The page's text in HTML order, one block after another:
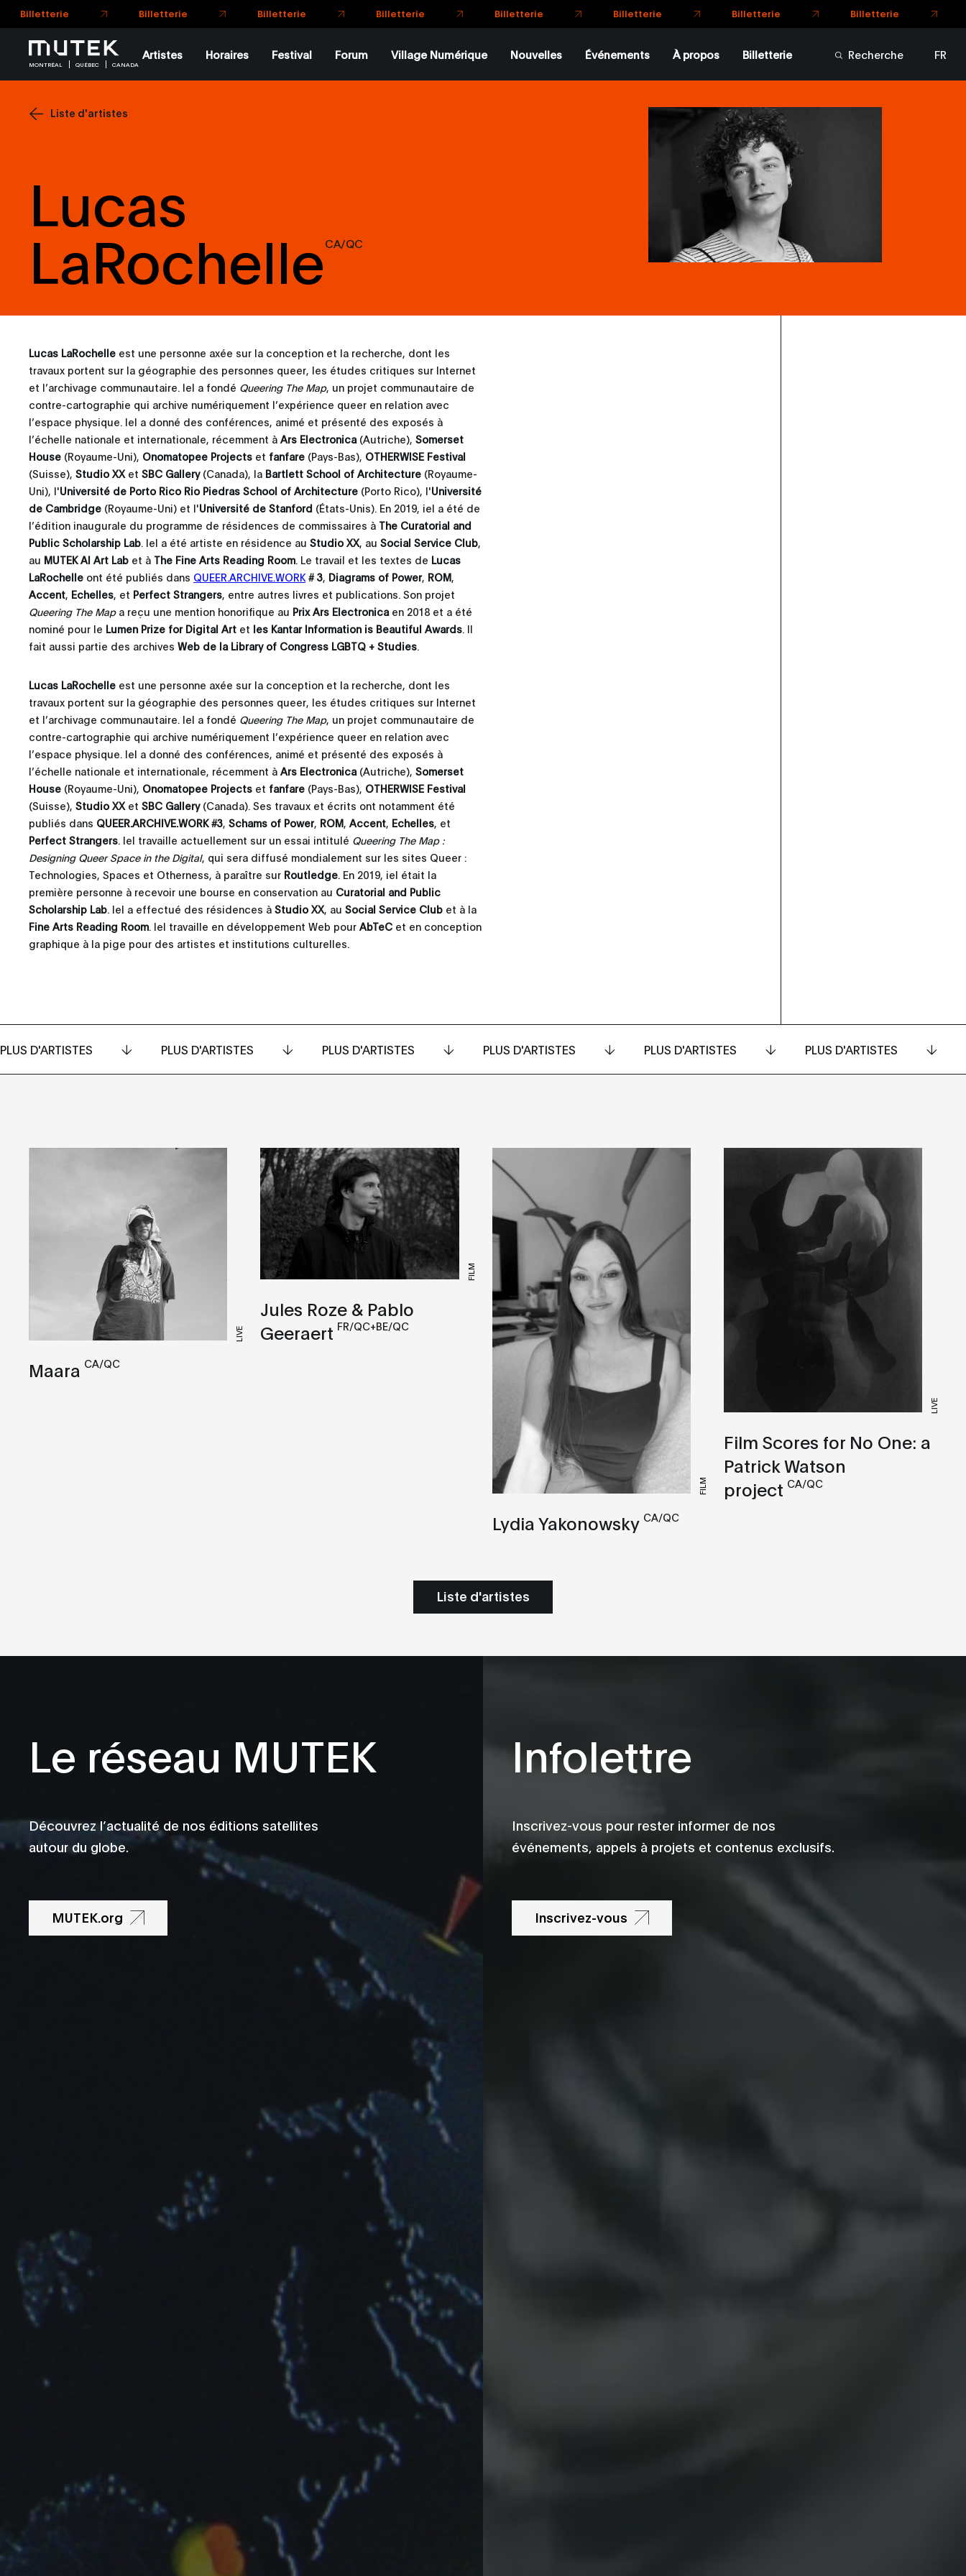
MONTRÉAL QUÉBEC CANADA
Artistes Horaires Festival Forum Village Numérique Nouvelles Événements À propos Billetterie Recherche
FR
Liste d'artistes
Lucas
LaRochelle CA/QC
Lucas LaRochelle est une personne axée sur la conception et la recherche, dont les
travaux portent sur la géographie des personnes queer, les études critiques sur Internet
et l’archivage communautaire. Iel a fondé Queering The Map, un projet communautaire de
contre-cartographie qui archive numériquement l’expérience queer en relation avec
l’espace physique. Iel a donné des conférences, animé et présenté des exposés à
l’échelle nationale et internationale, récemment à Ars Electronica(Autriche), Somerset
House (Royaume-Uni), Onomatopee Projects et fanfare (Pays-Bas), OTHERWISE Festival
(Suisse), Studio XX et SBC Gallery(Canada), la Bartlett School of Architecture (Royaume-
Uni), l'Université de Porto Rico Rio Piedras School of Architecture (Porto Rico), l'Université
de Cambridge (Royaume-Uni) et l'Université de Stanford (États-Unis). En 2019, iel a été de
l’édition inaugurale du programme de résidences de commissaires à The Curatorial and
Public Scholarship Lab. Iel a été artiste en résidence au Studio XX, au Social Service Club,
au MUTEK AI Art Lab et à The Fine Arts Reading Room. Le travail et les textes de Lucas
LaRochelle ont été publiés dans QUEER.ARCHIVE.WORK # 3, Diagrams of Power, ROM,
Accent, Echelles, et Perfect Strangers, entre autres livres et publications. Son projet
Queering The Mapa reçu une mention honorifique au Prix Ars Electronicaen 2018 et a été
nominé pour le Lumen Prize for Digital Art et les Kantar Information is Beautiful Awards. Il
fait aussi partie des archives Web de la Library of Congress LGBTQ + Studies.
Lucas LaRochelle est une personne axée sur la conception et la recherche, dont les
travaux portent sur la géographie des personnes queer, les études critiques sur Internet
et l’archivage communautaire. Iel a fondé Queering The Map, un projet communautaire de
contre-cartographie qui archive numériquement l’expérience queer en relation avec
l’espace physique. Iel a donné des conférences, animé et présenté des exposés à
l’échelle nationale et internationale, récemment à Ars Electronica(Autriche), Somerset
House (Royaume-Uni), Onomatopee Projects et fanfare (Pays-Bas), OTHERWISE Festival
(Suisse), Studio XX et SBC Gallery(Canada). Ses travaux et écrits ont notamment été
publiés dans QUEER.ARCHIVE.WORK #3, Schams of Power, ROM, Accent, Echelles, et
Perfect Strangers. Iel travaille actuellement sur un essai intitulé Queering The Map :
Designing Queer Space in the Digital, qui sera diffusé mondialement sur les sites Queer :
Technologies, Spaces et Otherness, à paraître sur Routledge. En 2019, iel était la
première personne à recevoir une bourse en conservation au Curatorial and Public
Scholarship Lab. Iel a effectué des résidences à Studio XX, au Social Service Club et à la
Fine Arts Reading Room. Iel travaille en développement Web pour AbTeC et en conception
graphique à la pige pour des artistes et institutions culturelles.
PLUS D'ARTISTES PLUS D'ARTISTES PLUS D'ARTISTES PLUS D'ARTISTES PLUS D'ARTISTES PLUS D'ARTISTES
LIVE
Maara CA/QC
FILM
Jules Roze & Pablo
Geeraert FR/QC+BE/QC
FILM
Lydia Yakonowsky CA/QC
LIVE
Film Scores for No One: a
Patrick Watson
project CA/QC
Liste d'artistes
Le réseau MUTEK
Découvrez l’actualité de nos éditions satellites
autour du globe.
MUTEK.org
Infolettre
Inscrivez-vous pour rester informer de nos
événements, appels à projets et contenus exclusifs.
Inscrivez-vous